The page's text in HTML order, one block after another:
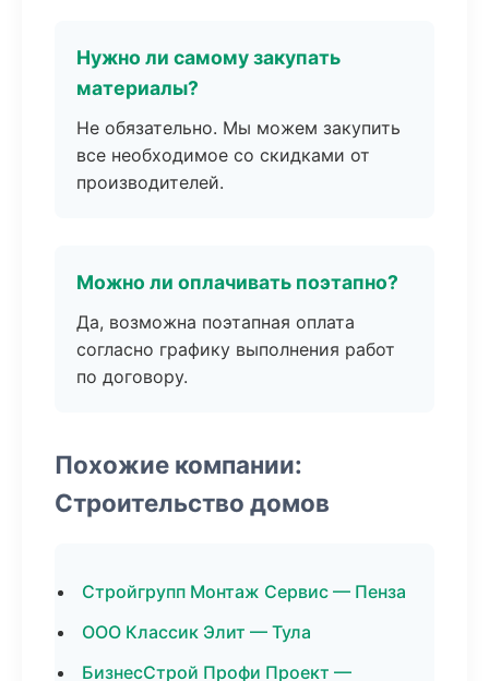
Нужно ли самому закупать
материалы?
Не обязательно. Мы можем закупить
все необходимое со скидками от
производителей.
Можно ли оплачивать поэтапно?
Да, возможна поэтапная оплата
согласно графику выполнения работ
по договору.
Похожие компании:
Строительство домов
Стройгрупп Монтаж Сервис — Пенза
ООО Классик Элит — Тула
БизнесСтрой Профи Проект —